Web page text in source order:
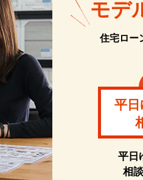
モデ
住宅ロー
平
平日
相